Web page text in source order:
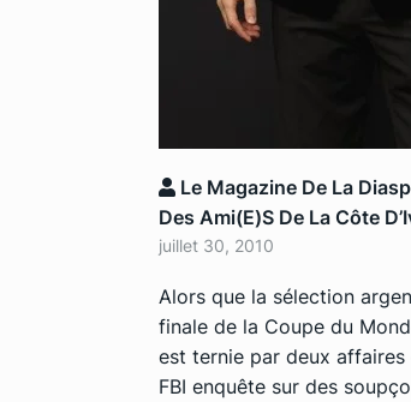
Le Magazine De La
Des Ami(e)s De La Côte
juillet 30, 2010
Alors que la sélection
finale de la Coupe du
est ternie par deux
FBI enquête sur des